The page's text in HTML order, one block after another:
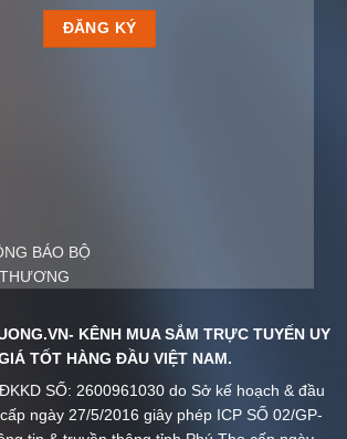
KÊNH MUA SẮM TRỰC TUYẾN UY
TỐT HÀNG ĐẦU VIỆT NAM.
SỐ: 2600961030 do Sở kế hoạch & đầu
ngày 27/5/2016 giây phép ICP SỐ 02/GP-